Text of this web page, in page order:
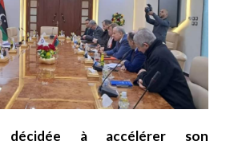
à accélérer son